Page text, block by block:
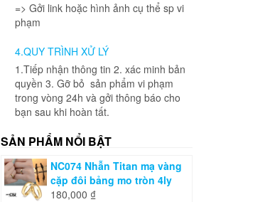
=> Gởi link hoặc hình ảnh cụ thể sp vi
phạm
4.QUY TRÌNH XỬ LÝ
1.Tiếp nhận thông tin 2. xác minh bản
quyền 3. Gỡ bỏ sản phẩm vi phạm
trong vòng 24h và gởi thông báo cho
bạn sau khi hoàn tất.
SẢN PHẨM NỔI BẬT
NC074 Nhẫn Titan mạ vàng
cặp đôi bảng mo tròn 4ly
180,000 ₫